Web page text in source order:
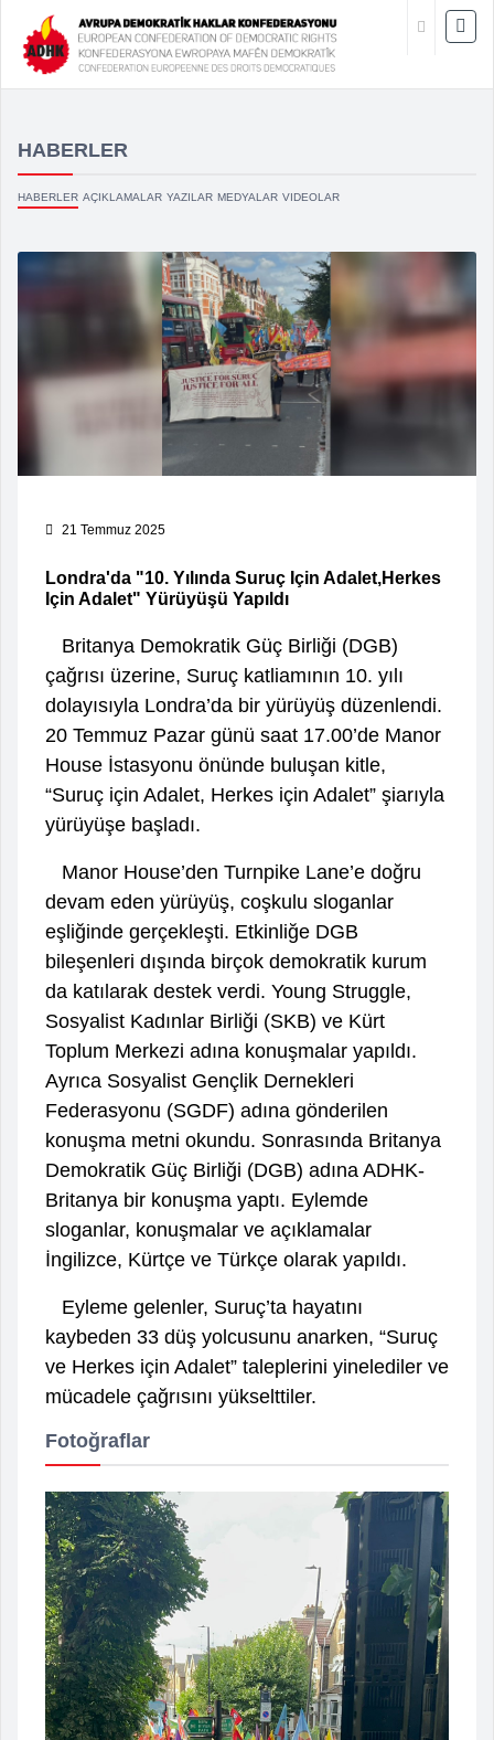
HABERLER
HABERLER AÇIKLAMALAR YAZILAR MEDYALAR VIDEOLAR
21 Temmuz 2025
Londra'da "10. Yılında Suruç Için Adalet,Herkes
Için Adalet" Yürüyüşü Yapıldı
Britanya Demokratik Güç Birliği (DGB)
çağrısı üzerine, Suruç katliamının 10. yılı
dolayısıyla Londra’da bir yürüyüş düzenlendi.
20 Temmuz Pazar günü saat 17.00’de Manor
House İstasyonu önünde buluşan kitle,
“Suruç için Adalet, Herkes için Adalet” şiarıyla
yürüyüşe başladı.
Manor House’den Turnpike Lane’e doğru
devam eden yürüyüş, coşkulu sloganlar
eşliğinde gerçekleşti. Etkinliğe DGB
bileşenleri dışında birçok demokratik kurum
da katılarak destek verdi. Young Struggle,
Sosyalist Kadınlar Birliği (SKB) ve Kürt
Toplum Merkezi adına konuşmalar yapıldı.
Ayrıca Sosyalist Gençlik Dernekleri
Federasyonu (SGDF) adına gönderilen
konuşma metni okundu. Sonrasında Britanya
Demokratik Güç Birliği (DGB) adına ADHK-
Britanya bir konuşma yaptı. Eylemde
sloganlar, konuşmalar ve açıklamalar
İngilizce, Kürtçe ve Türkçe olarak yapıldı.
Eyleme gelenler, Suruç’ta hayatını
kaybeden 33 düş yolcusunu anarken, “Suruç
ve Herkes için Adalet” taleplerini yinelediler ve
mücadele çağrısını yükselttiler.
Fotoğraflar